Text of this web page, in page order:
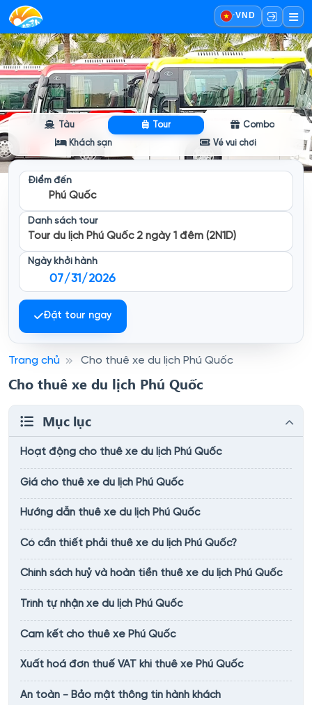
·VND
Tàu Tour Combo
Khách sạn Vé vui chơi
Điểm đến
Phú Quốc
Danh sách tour
Tour du lịch Phú Quốc 2 ngày 1 đêm (2N1D)
Ngày khởi hành
Đặt tour ngay
Trang chủ Cho thuê xe du lịch Phú Quốc
Cho thuê xe du lịch Phú Quốc
Mục lục
Hoạt động cho thuê xe du lịch Phú Quốc
Giá cho thuê xe du lịch Phú Quốc
Hướng dẫn thuê xe du lịch Phú Quốc
Có cần thiết phải thuê xe du lịch Phú Quốc?
Chính sách huỷ và hoàn tiền thuê xe du lịch Phú Quốc
Trình tự nhận xe du lịch Phú Quốc
Cam kết cho thuê xe Phú Quốc
Xuất hoá đơn thuế VAT khi thuê xe Phú Quốc
An toàn - Bảo mật thông tin hành khách